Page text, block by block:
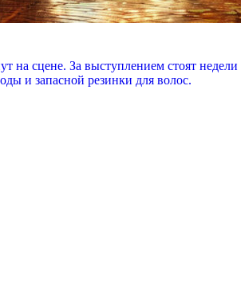
на сцене. За выступлением стоят
и запасной резинки для волос.